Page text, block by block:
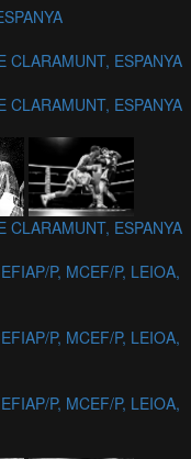
CLARAMUNT, ESPANYA
CLARAMUNT, ESPANYA
CLARAMUNT, ESPANYA
P, MCEF/P, LEIOA,
P, MCEF/P, LEIOA,
P, MCEF/P, LEIOA,